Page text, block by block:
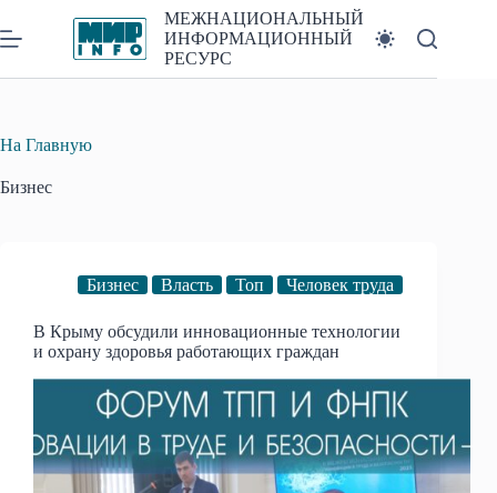
к
сути
МЕЖНАЦИОНАЛЬНЫЙ
ИНФОРМАЦИОННЫЙ
РЕСУРС
На Главную
Бизнес
Бизнес Власть Топ Человек труда
В Крыму обсудили инновационные технологии
и охрану здоровья работающих граждан